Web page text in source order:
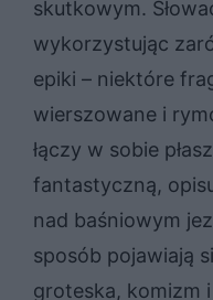
skutkowym.
wykorzystując
epiki – niektóre
wierszowane i
łączy w sobie
fantastyczną,
nad baśniowym
sposób pojawiają
groteska, komizm